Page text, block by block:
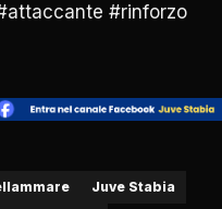
#rinforzo
Juve Stabia